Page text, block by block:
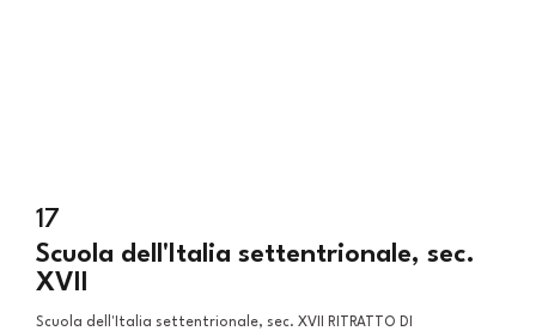
17
Scuola dell'Italia settentrionale, sec.
XVII
Scuola dell'Italia settentrionale, sec. XVII RITRATTO DI